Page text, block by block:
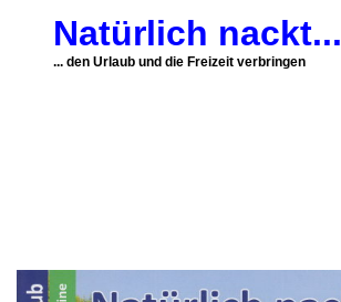
Natürlich nackt...
... den Urlaub und die Freizeit verbringen